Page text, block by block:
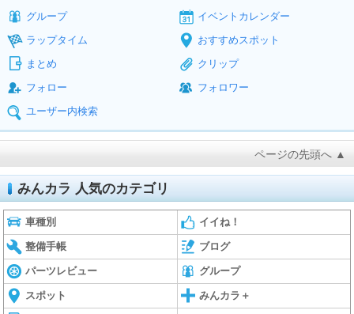
グループ
イベントカレンダー
ラップタイム
おすすめスポット
まとめ
クリップ
フォロー
フォロワー
ユーザー内検索
ページの先頭へ ▲
みんカラ 人気のカテゴリ
車種別 イイね！
整備手帳 ブログ
パーツレビュー グループ
スポット みんカラ＋